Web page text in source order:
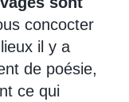
concocter
il y a
de poésie,
ce qui